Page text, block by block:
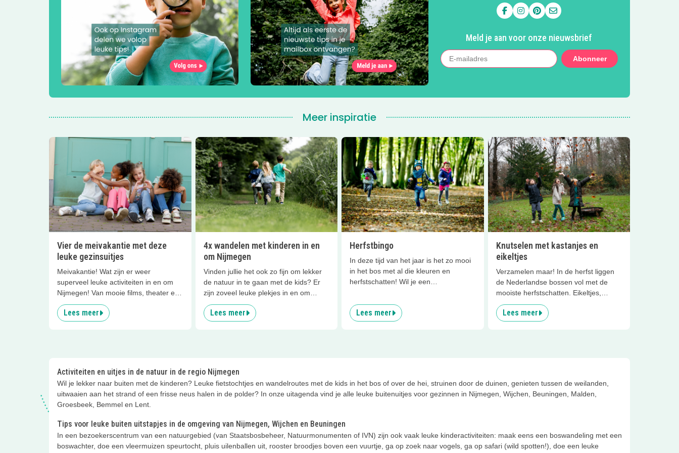
Volg ons op Facebook
Volg ons op Instagram
Volg ons op Pinterest
Mail ons
Meld je aan voor onze nieuwsbrief
Abonneer
Meer inspiratie
Vier de meivakantie met deze
leuke gezinsuitjes
Meivakantie! Wat zijn er weer
superveel leuke activiteiten in en om
Nijmegen! Van mooie films, theater en
actieve uitjes binnen en buiten tot
activiteiten in musea, forten en
Lees meer
4x wandelen met kinderen in en
om Nijmegen
Vinden jullie het ook zo fijn om lekker
de natuur in te gaan met de kids? Er
zijn zoveel leuke plekjes in en om
Nijmegen waar je kunt wandelen,
spelen en lekker genieten van het
Lees meer
Herfstbingo
In deze tijd van het jaar is het zo mooi
in het bos met al die kleuren en
herfstschatten! Wil je een
dan de Kidsproof Herfstbingo kaart
mee voor onderweg! Wie heeft er als
eerste BINGO?
Lees meer
Knutselen met kastanjes en
eikeltjes
Verzamelen maar! In de herfst liggen
de Nederlandse bossen vol met de
mooiste herfstschatten. Eikeltjes,
kastanjes, beukennootjes en
knisperende bladeren. Mooi om thuis
Lees meer
Activiteiten en uitjes in de natuur in de regio Nijmegen
Wil je lekker naar buiten met de kinderen? Leuke fietstochtjes en wandelroutes met de kids in het bos of over de hei, struinen door de duinen, genieten tussen de weilanden,
uitwaaien aan het strand of een frisse neus halen in de polder? In onze uitagenda vind je alle leuke buitenuitjes voor gezinnen in Nijmegen, Wijchen, Beuningen, Malden,
Groesbeek, Bemmel en Lent.
Tips voor leuke buiten uitstapjes in de omgeving van Nijmegen, Wijchen en Beuningen
In een bezoekerscentrum van een natuurgebied (van Staatsbosbeheer, Natuurmonumenten of IVN) zijn ook vaak leuke kinderactiviteiten: maak eens een boswandeling met een
boswachter, doe een vleermuizen speurtocht, pluis uilenballen uit, rooster broodjes boven een vuurtje, ga op zoek naar vogels, ga op safari (wild spotten!), doe een leuke